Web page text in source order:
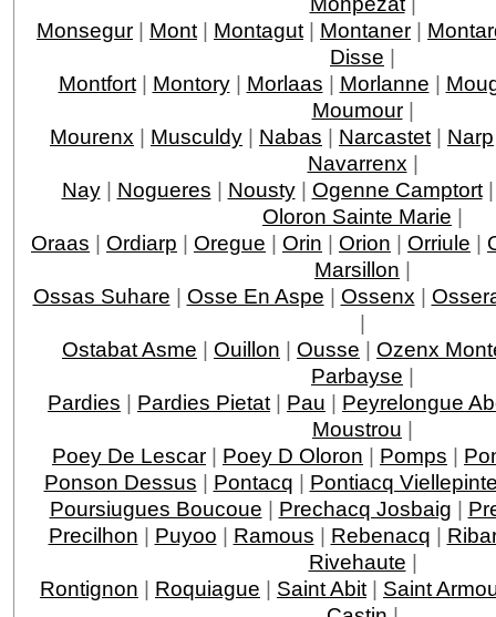
Monsegur | Mont | Montagut | Montaner |
Disse |
Montfort| Montory| Morlaas | Morlanne |
Moumour|
Mourenx | Musculdy | Nabas | Narcastet | Narp
Navarrenx |
Nay| Nogueres | Nousty| Ogenne Camptort
Oloron Sainte Marie |
Oraas | Ordiarp | Oregue | Orin | Orion | Orriule |
Marsillon |
Ossas Suhare | Osse En Aspe | Ossenx |
|
Ostabat Asme | Ouillon | Ousse | Ozenx
Parbayse |
Pardies | Pardies Pietat | Pau | Peyrelongue
Moustrou |
Poey De Lescar | Poey D Oloron | Pomps |
Ponson Dessus | Pontacq | Pontiacq
Poursiugues Boucoue | Prechacq Josbaig |
Precilhon | Puyoo | Ramous | Rebenacq |
Rivehaute |
Rontignon | Roquiague | Saint Abit | Saint